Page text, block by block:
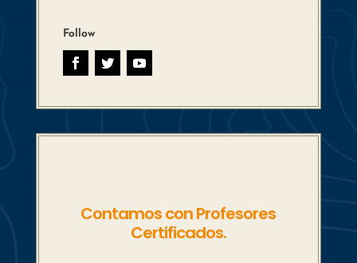
Follow
Contamos con Profesores
Certificados.